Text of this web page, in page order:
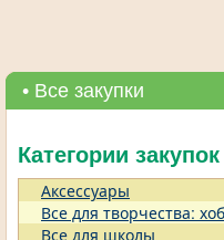
• Все закупки
Категории закупок
Аксессуары
Все для творчества:
Все для школы